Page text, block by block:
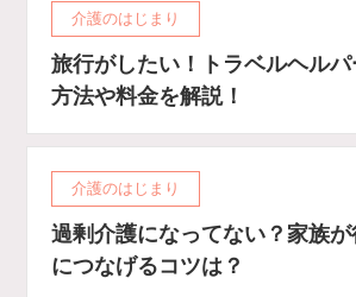
介護のはじまり
旅行がしたい！トラベルヘルパ
方法や料金を解説！
介護のはじまり
過剰介護になってない？家族
につなげるコツは？